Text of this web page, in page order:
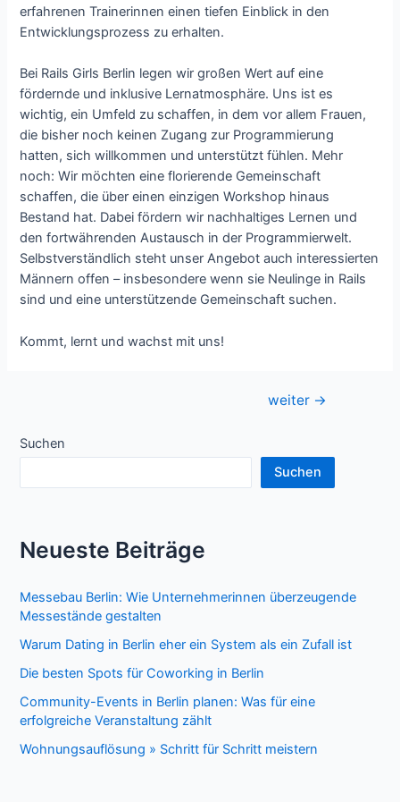
erfahrenen Trainerinnen einen tiefen Einblick in den
Entwicklungsprozess zu erhalten.
Bei Rails Girls Berlin legen wir großen Wert auf eine
fördernde und inklusive Lernatmosphäre. Uns ist es
wichtig, ein Umfeld zu schaffen, in dem vor allem Frauen,
die bisher noch keinen Zugang zur Programmierung
hatten, sich willkommen und unterstützt fühlen. Mehr
noch: Wir möchten eine florierende Gemeinschaft
schaffen, die über einen einzigen Workshop hinaus
Bestand hat. Dabei fördern wir nachhaltiges Lernen und
den fortwährenden Austausch in der Programmierwelt.
Selbstverständlich steht unser Angebot auch interessierten
Männern offen – insbesondere wenn sie Neulinge in Rails
sind und eine unterstützende Gemeinschaft suchen.
Kommt, lernt und wachst mit uns!
weiter →
Suchen
Suchen
Neueste Beiträge
Messebau Berlin: Wie Unternehmerinnen überzeugende
Messestände gestalten
Warum Dating in Berlin eher ein System als ein Zufall ist
Die besten Spots für Coworking in Berlin
Community-Events in Berlin planen: Was für eine
erfolgreiche Veranstaltung zählt
Wohnungsauflösung » Schritt für Schritt meistern